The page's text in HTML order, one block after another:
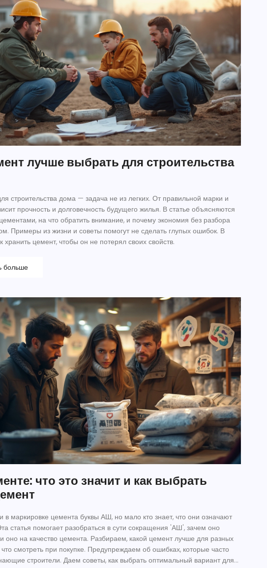
лучше выбрать для строительства
строительства дома — задача не из легких. От правильной марки и
прочность и долговечность будущего жилья. В статье объясняются
на что обратить внимание, и почему экономия без разбора
Примеры из жизни и советы помогут не сделать глупых ошибок. В
хранить цемент, чтобы он не потерял своих свойств.
больше
что это значит и как выбрать
в маркировке цемента буквы АШ, но мало кто знает, что они означают
статья помогает разобраться в сути сокращения 'АШ', зачем оно
оно на качество цемента. Разбираем, какой цемент лучше для разных
смотреть при покупке. Предупреждаем об ошибках, которые часто
строители. Даем советы, как выбрать оптимальный вариант для